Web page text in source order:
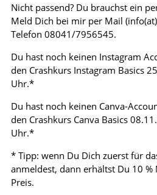
Nicht passend? Du brauchst ein
Meld Dich bei mir per Mail
Telefon 08041/7956545.
Du hast noch keinen Instagram
den Crashkurs Instagram Basics
Uhr.*
Du hast noch keinen Canva-
den Crashkurs Canva Basics
Uhr.*
* Tipp: wenn Du Dich zuerst für
anmeldest, dann erhältst Du 10 %
Preis.